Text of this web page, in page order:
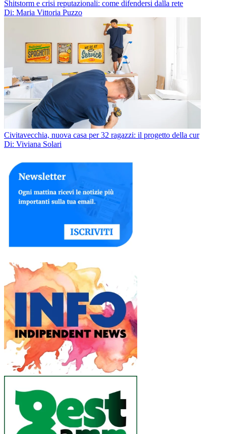
Shitstorm e crisi reputazionali: come difendersi dalla rete
Di: Maria Vittoria Puzzo
Civitavecchia, nuova casa per 32 ragazzi: il progetto della cur
Di: Viviana Solari